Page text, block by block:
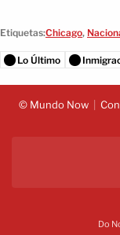
Etiquetas:Chicago,
Lo Último
© Mundo Now
Do